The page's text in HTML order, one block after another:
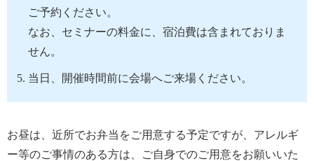
ご予約ください。
なお、セミナーの料金に、宿泊費は含まれておりま
せん。
当日、開催時間前に会場へご来場ください。
お昼は、近所でお弁当をご用意する予定ですが、アレルギ
ー等のご事情のある方は、ご自身でのご用意をお願いいた